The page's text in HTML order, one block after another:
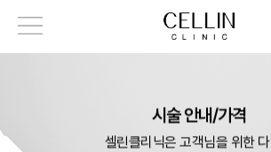
시술 안내/가격
셀린클리닉은 고객님을 위한